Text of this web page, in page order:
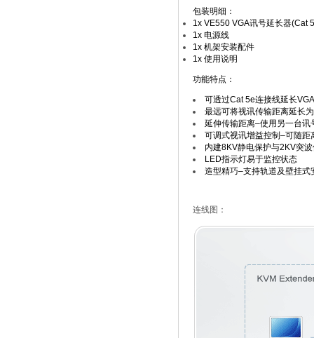
包装明细：
1x VE550 VGA讯号延长器(Cat
1x 电源线
1x 机架安装配件
1x 使用说明
功能特点：
可透过Cat 5e连接线延长
最远可将视讯传输距离延长
延伸传输距离–使用另一台讯
可调式视讯增益控制–可随距
内建8KV静电保护与2KV突
LED指示灯易于监控状态
造型精巧–支持轨道及壁挂式
连线图：